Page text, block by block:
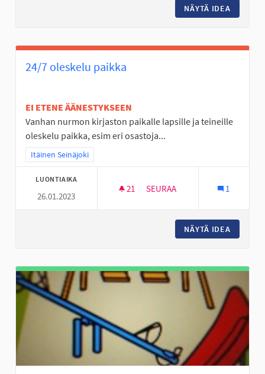
NÄYTÄ IDEA
24/7 oleskelu paikka
EI ETENE ÄÄNESTYKSEEN
Vanhan nurmon kirjaston paikalle lapsille ja teineille
oleskelu paikka, esim eri osastoja...
Rajaa tulokset teeman mukaan: Itäinen Seinäjoki
Itäinen Seinäjoki
LUONTIAIKA
26.01.2023
21 21 SEURAAJAA
SEURAA 1
NÄYTÄ IDEA